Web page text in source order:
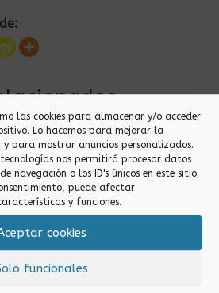
las cookies para almacenar y/o acceder
Lo hacemos para mejorar la
y para mostrar anuncios personalizados.
nos permitirá procesar datos
navegación o los ID's únicos en este sitio.
puede afectar
y funciones.
cookies
funcionales